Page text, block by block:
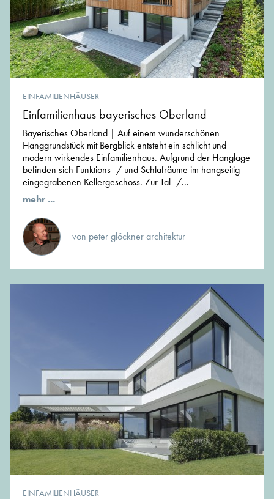
EINFAMILIENHÄUSER
Einfamilienhaus bayerisches Oberland
Bayerisches Oberland | Auf einem wunderschönen
Hanggrundstück mit Bergblick entsteht ein schlicht und
modern wirkendes Einfamilienhaus. Aufgrund der Hanglage
befinden sich Funktions- / und Schlafräume im hangseitig
eingegrabenen Kellergeschoss. Zur Tal- /...
mehr ...
von peter glöckner architektur
EINFAMILIENHÄUSER